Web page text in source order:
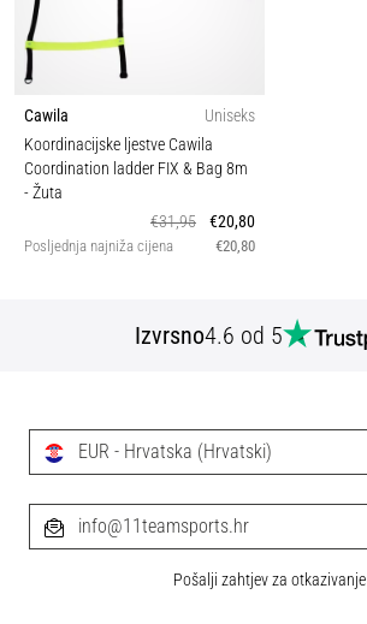
Cawila
Uniseks
Koordinacijske ljestve Cawila
Coordination ladder FIX & Bag 8m
- Žuta
€31,95
€20,80
Posljednja najniža cijena €20,80
Izvrsno4.6 od 5
EUR - Hrvatska (Hrvatski)
info@11teamsports.hr
Pošalji zahtjev za otkazivanje